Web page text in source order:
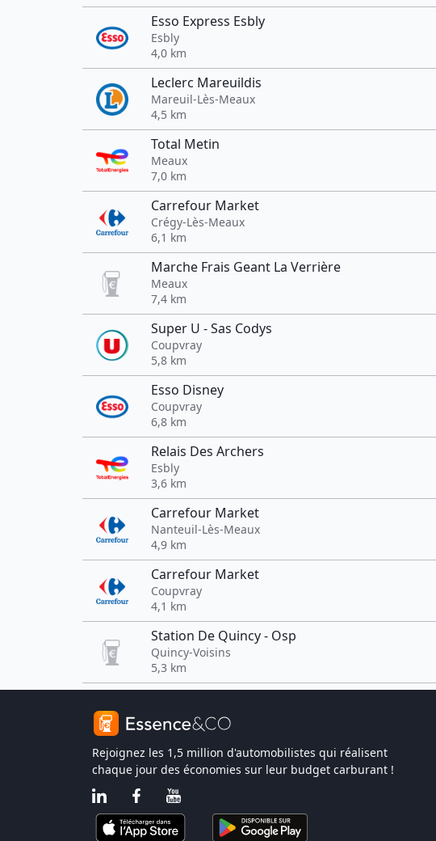
Esso Express Esbly
Esbly
4,0 km
Leclerc Mareuildis
Mareuil-Lès-Meaux
4,5 km
Total Metin
Meaux
7,0 km
Carrefour Market
Crégy-Lès-Meaux
6,1 km
Marche Frais Geant La Verrière
Meaux
7,4 km
Super U - Sas Codys
Coupvray
5,8 km
Esso Disney
Coupvray
6,8 km
Relais Des Archers
Esbly
3,6 km
Carrefour Market
Nanteuil-Lès-Meaux
4,9 km
Carrefour Market
Coupvray
4,1 km
Station De Quincy - Osp
Quincy-Voisins
5,3 km
Rejoignez les 1,5 million d'automobilistes qui réalisent
chaque jour des économies sur leur budget carburant !